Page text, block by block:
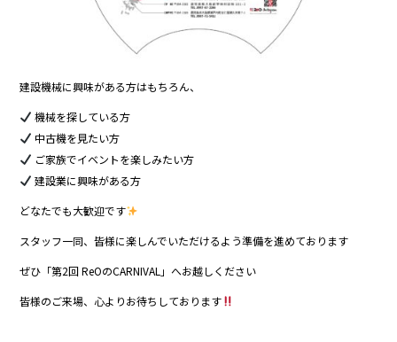
建設機械に興味がある方はもちろん、
機械を探している方
中古機を見たい方
ご家族でイベントを楽しみたい方
建設業に興味がある方
どなたでも大歓迎です
スタッフ一同、皆様に楽しんでいただけるよう準備を進めております
ぜひ「第2回 ReOのCARNIVAL」へお越しください
皆様のご来場、心よりお待ちしております